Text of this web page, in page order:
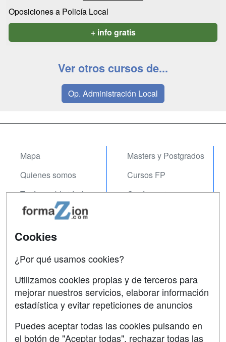
Oposiciones a Policía Local
+ info gratis
Ver otros cursos de...
Op. Administración Local
Mapa
Quienes somos
Tarifas publicidad
Acceso Usuarios
Acceso Centros
Masters y Postgrados
Cursos FP
Conferencias
Contactar
Confidencialidad
Aviso legal
Copyleft
Cookies
¿Por qué usamos cookies?
Utilizamos cookies propias y de terceros para
mejorar nuestros servicios, elaborar información
estadística y evitar repeticiones de anuncios
Puedes aceptar todas las cookies pulsando en
el botón de "Aceptar todas", rechazar todas las